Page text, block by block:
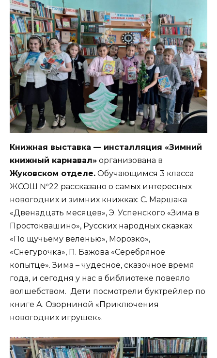
Книжная выставка — инсталляция «Зимний
книжный карнавал» организована в
Жуковском отделе. Обучающимся 3 класса
ЖСОШ №22 рассказано о самых интересных
новогодних и зимних книжках: С. Маршака
«Двенадцать месяцев», Э. Успенского «Зима в
Простоквашино», Русских народных сказках
«По щучьему веленью», Морозко»,
«Снегурочка», П. Бажова «Серебряное
копытце». Зима – чудесное, сказочное время
года, и сегодня у нас в библиотеке повеяло
волшебством. Дети посмотрели буктрейлер по
книге А. Озорниной «Приключения
новогодних игрушек».